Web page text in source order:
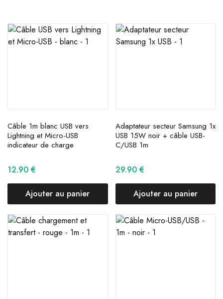
Câble 1m blanc USB vers
Lightning et Micro-USB
indicateur de charge
12.90 €
Ajouter au panier
Adaptateur secteur Samsung 1x
USB 15W noir + câble USB-
C/USB 1m
29.90 €
Ajouter au panier